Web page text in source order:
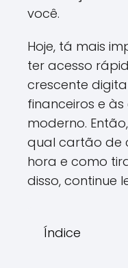
você.
Hoje, tá mais
ter acesso
crescente
financeiros e
moderno.
qual cartão de
hora e como
disso, continue
Índice